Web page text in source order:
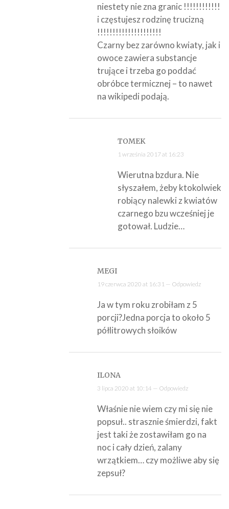
niestety nie zna granic !!!!!!!!!!!!
i częstujesz rodzinę trucizną
!!!!!!!!!!!!!!!!!!!!!
Czarny bez zarówno kwiaty, jak i
owoce zawiera substancje
trujące i trzeba go poddać
obróbce termicznej – to nawet
na wikipedi podają.
TOMEK
1 września 2017 at 16:23
Wierutna bzdura. Nie
słyszałem, żeby ktokolwiek
robiący nalewki z kwiatów
czarnego bzu wcześniej je
gotował. Ludzie…
MEGI
19 czerwca 2020 at 16:31 — Odpowiedz
Ja w tym roku zrobiłam z 5
porcji?Jedna porcja to około 5
półlitrowych słoików
ILONA
3 lipca 2020 at 10:14 — Odpowiedz
Właśnie nie wiem czy mi się nie
popsuł.. strasznie śmierdzi, fakt
jest taki że zostawiłam go na
noc i cały dzień, zalany
wrzątkiem… czy możliwe aby się
zepsuł?